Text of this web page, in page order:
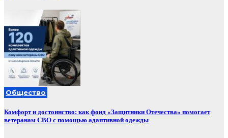
Общество
Комфорт и достоинство: как фонд «Защитники Отечества» помогает
ветеранам СВО с помощью адаптивной одежды